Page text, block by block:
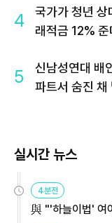
4
국가가 청년
래적금 12%
5
신남성연대 배
파트서 숨진 채
실시간 뉴스
4분전
與 "'하늘이법' 여